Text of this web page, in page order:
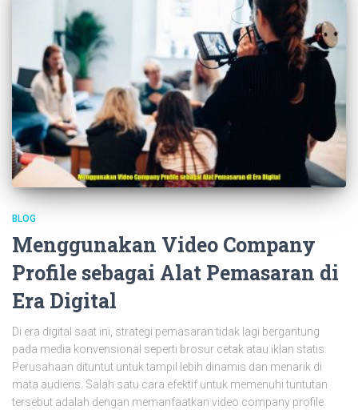
BLOG
Menggunakan Video Company
Profile sebagai Alat Pemasaran di
Era Digital
Di era digital saat ini, strategi pemasaran tidak lagi bergantung
pada media konvensional seperti brosur cetak atau iklan statis.
Perusahaan dituntut untuk tampil lebih dinamis dan menarik di
mata audiens. Salah satu cara efektif untuk memenuhi tuntutan
tersebut adalah dengan memanfaatkan video company profile